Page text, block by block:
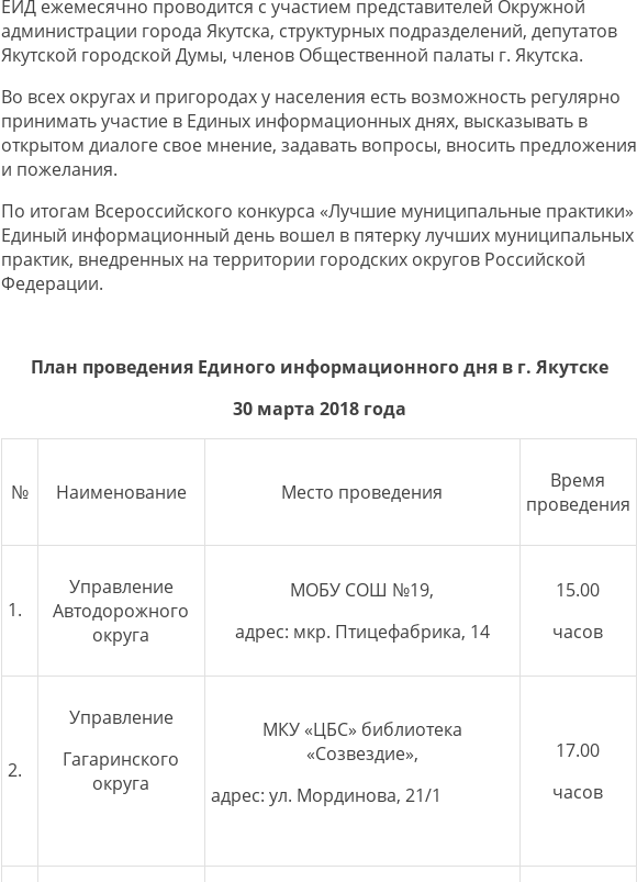
ЕИД ежемесячно проводится с участием представителей Окружной
администрации города Якутска, структурных подразделений, депутатов
Якутской городской Думы, членов Общественной палаты г. Якутска.
Во всех округах и пригородах у населения есть возможность регулярно
принимать участие в Единых информационных днях, высказывать в
открытом диалоге свое мнение, задавать вопросы, вносить предложения
и пожелания.
По итогам Всероссийского конкурса «Лучшие муниципальные практики»
Единый информационный день вошел в пятерку лучших муниципальных
практик, внедренных на территории городских округов Российской
Федерации.
План проведения Единого информационного дня в г. Якутске
30 марта 2018 года
№ Наименование Место проведения
Время
проведения
1.
Управление
Автодорожного
округа
МОБУ СОШ №19,
адрес: мкр. Птицефабрика, 14
15.00
часов
2.
Управление
Гагаринского
округа
МКУ «ЦБС» библиотека
«Созвездие»,
адрес: ул. Мординова, 21/1
17.00
часов